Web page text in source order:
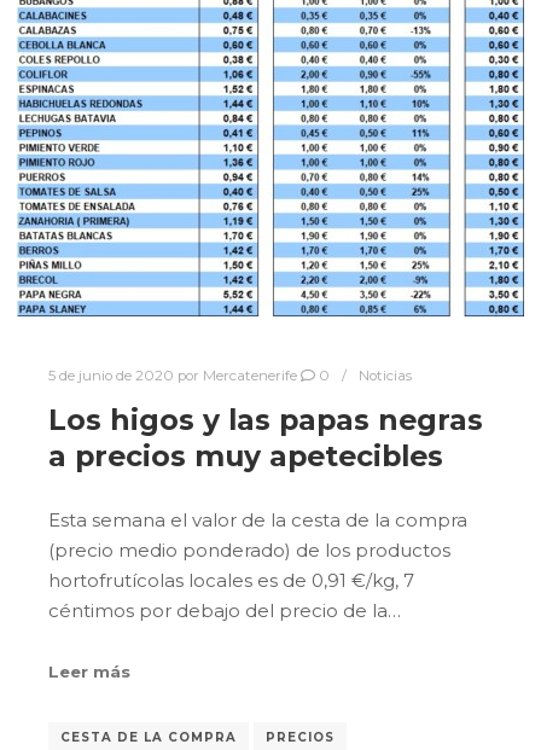
5 de junio de 2020 por Mercatenerife 0 Noticias
Los higos y las papas negras
a precios muy apetecibles
Esta semana el valor de la cesta de la compra
(precio medio ponderado) de los productos
hortofrutícolas locales es de 0,91 €/kg, 7
céntimos por debajo del precio de la…
Leer más
CESTA DE LA COMPRA PRECIOS